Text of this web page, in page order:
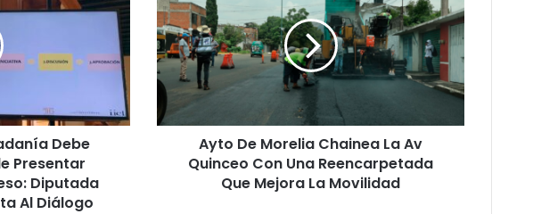
Debe
Presentar
Diputada
Al Diálogo
Morelia
Chainea
La
Av
Quinceo
Una
Reencarpetada
Ayto De Morelia Chainea La Av
Quinceo Con Una Reencarpetada
Que Mejora La Movilidad